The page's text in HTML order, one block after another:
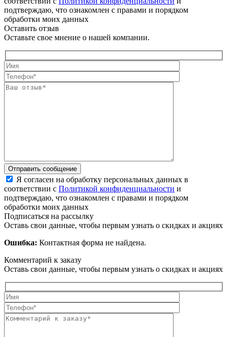
подтверждаю, что ознакомлен с правами и порядком
обработки моих данных
Оставить отзыв
Оставьте свое мнение о нашей компании.
Отправить сообщение
Я согласен на обработку персональных данных в
соответствии с Политикой конфиденциальности и
подтверждаю, что ознакомлен с правами и порядком
обработки моих данных
Подписаться на рассылку
Оставь свои данные, чтобы первым узнать о скидках и акциях
Ошибка: Контактная форма не найдена.
Комментарий к заказу
Оставь свои данные, чтобы первым узнать о скидках и акциях